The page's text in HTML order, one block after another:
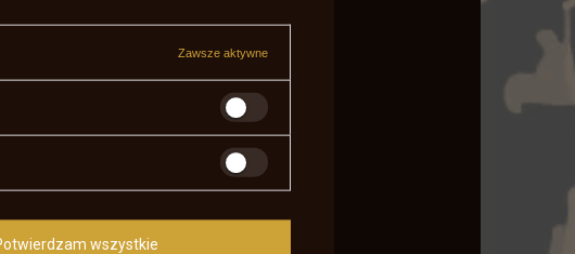
Zawsze aktywne
wszystkie